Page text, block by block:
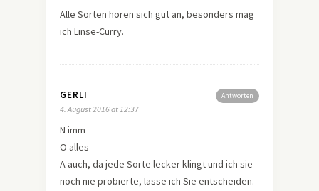
Alle Sorten hören sich gut an, besonders mag
ich Linse-Curry.
Antworten
GERLI
4. August 2016 at 12:37
N imm
O alles
A auch, da jede Sorte lecker klingt und ich sie
noch nie probierte, lasse ich Sie entscheiden.